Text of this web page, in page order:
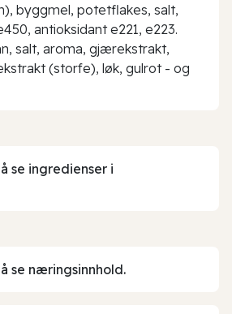
byggmel, potetflakes, salt,
antioksidant e221, e223.
salt, aroma, gjærekstrakt,
(storfe), løk, gulrot - og
se ingredienser i
se næringsinnhold.